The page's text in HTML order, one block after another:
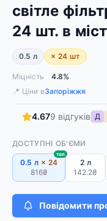
світле
24 шт. в
0.5 л × 24 шт
Міцність
4.8%
📍 Ціни вЗапоріжжя
4.679 відгуків Д
ДОСТУПНІ ОБ'ЄМИ
0.5 л × 24
816₴
топ
2 л
142.2₴
Повідомити